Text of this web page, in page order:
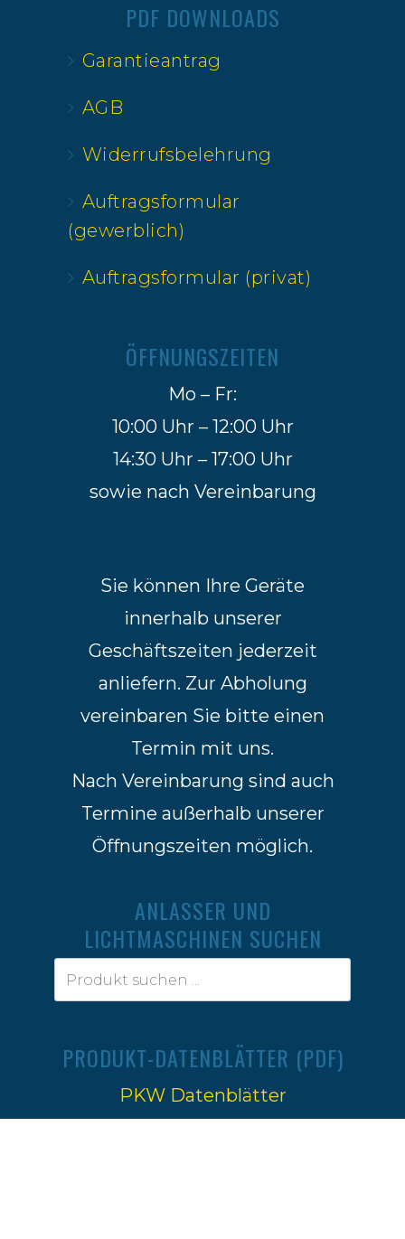
PDF DOWNLOADS
Garantieantrag
AGB
Widerrufsbelehrung
Auftragsformular
(gewerblich)
Auftragsformular (privat)
ÖFFNUNGSZEITEN
Mo – Fr:
10:00 Uhr – 12:00 Uhr
14:30 Uhr – 17:00 Uhr
sowie nach Vereinbarung
Sie können Ihre Geräte
innerhalb unserer
Geschäftszeiten jederzeit
anliefern. Zur Abholung
vereinbaren Sie bitte einen
Termin mit uns.
Nach Vereinbarung sind auch
Termine außerhalb unserer
Öffnungszeiten möglich.
ANLASSER UND
LICHTMASCHINEN SUCHEN
PRODUKT-DATENBLÄTTER (PDF)
PKW Datenblätter